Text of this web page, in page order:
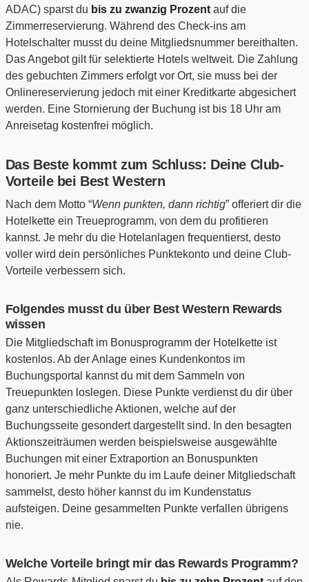
ADAC) sparst du bis zu zwanzig Prozentauf die
Zimmerreservierung. Während des Check-ins am
Hotelschalter musst du deine Mitgliedsnummer bereithalten.
Das Angebot gilt für selektierte Hotels weltweit. Die Zahlung
des gebuchten Zimmers erfolgt vor Ort, sie muss bei der
Onlinereservierung jedoch mit einer Kreditkarte abgesichert
werden. Eine Stornierung der Buchung ist bis 18 Uhr am
Anreisetag kostenfrei möglich.
Das Beste kommt zum Schluss: Deine Club-
Vorteile bei Best Western
Nach dem Motto “Wenn punkten, dann richtig” offeriert dir die
Hotelkette ein Treueprogramm, von dem du profitieren
kannst. Je mehr du die Hotelanlagen frequentierst, desto
voller wird dein persönliches Punktekonto und deine Club-
Vorteile verbessern sich.
Folgendes musst du über Best Western Rewards
wissen
Die Mitgliedschaft im Bonusprogramm der Hotelkette ist
kostenlos. Ab der Anlage eines Kundenkontos im
Buchungsportal kannst du mit dem Sammeln von
Treuepunkten loslegen. Diese Punkte verdienst du dir über
ganz unterschiedliche Aktionen, welche auf der
Buchungsseite gesondert dargestellt sind. In den besagten
Aktionszeiträumen werden beispielsweise ausgewählte
Buchungen mit einer Extraportion an Bonuspunkten
honoriert. Je mehr Punkte du im Laufe deiner Mitgliedschaft
sammelst, desto höher kannst du im Kundenstatus
aufsteigen. Deine gesammelten Punkte verfallen übrigens
nie.
Welche Vorteile bringt mir das Rewards Programm?